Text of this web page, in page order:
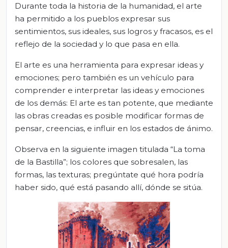
Durante toda la historia de la humanidad, el arte
ha permitido a los pueblos expresar sus
sentimientos, sus ideales, sus logros y fracasos, es el
reflejo de la sociedad y lo que pasa en ella.
El arte es una herramienta para expresar ideas y
emociones; pero también es un vehículo para
comprender e interpretar las ideas y emociones
de los demás: El arte es tan potente, que mediante
las obras creadas es posible modificar formas de
pensar, creencias, e influir en los estados de ánimo.
Observa en la siguiente imagen titulada “La toma
de la Bastilla”; los colores que sobresalen, las
formas, las texturas; pregúntate qué hora podría
haber sido, qué está pasando allí, dónde se sitúa.